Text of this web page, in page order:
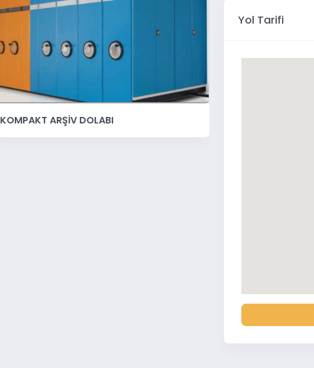
KOMPAKT ARŞİV DOLABI
Yol Tarifi